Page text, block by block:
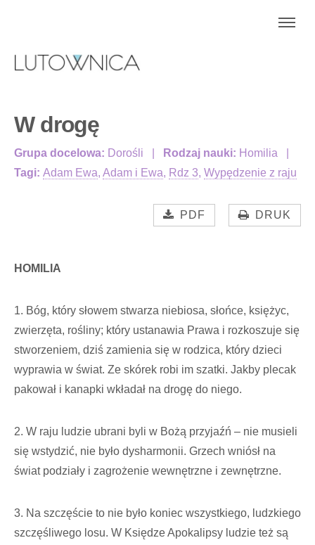
W drogę
Grupa docelowa: Dorośli Rodzaj nauki: Homilia
Tagi: Adam Ewa, Adam i Ewa, Rdz 3, Wypędzenie z raju
PDF DRUK
HOMILIA
1. Bóg, który słowem stwarza niebiosa, słońce, księżyc,
zwierzęta, rośliny; który ustanawia Prawa i rozkoszuje się
stworzeniem, dziś zamienia się w rodzica, który dzieci
wyprawia w świat. Ze skórek robi im szatki. Jakby plecak
pakował i kanapki wkładał na drogę do niego.
2. W raju ludzie ubrani byli w Bożą przyjaźń – nie musieli
się wstydzić, nie było dysharmonii. Grzech wniósł na
świat podziały i zagrożenie wewnętrzne i zewnętrzne.
3. Na szczęście to nie było koniec wszystkiego, ludzkiego
szczęśliwego losu. W Księdze Apokalipsy ludzie też są